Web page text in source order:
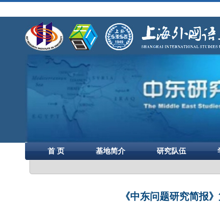
首 页 基地简介 研究队伍
《中东问题研究简报